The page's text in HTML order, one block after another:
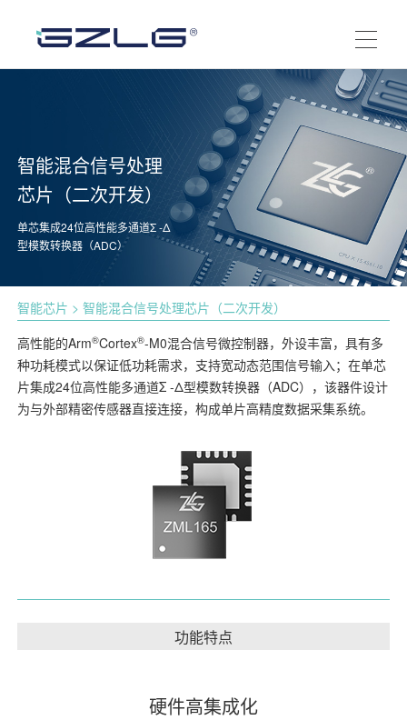
智能混合信号处理
芯片（二次开发）
单芯集成24位高性能多通道Σ -Δ
型模数转换器（ADC）
智能芯片 > 智能混合信号处理芯片（二次开发）
高性能的Arm®Cortex®-M0混合信号微控制器，外设丰富，具有多
种功耗模式以保证低功耗需求，支持宽动态范围信号输入；在单芯
片集成24位高性能多通道Σ -Δ型模数转换器（ADC），该器件设计
为与外部精密传感器直接连接，构成单片高精度数据采集系统。
功能特点
硬件高集成化